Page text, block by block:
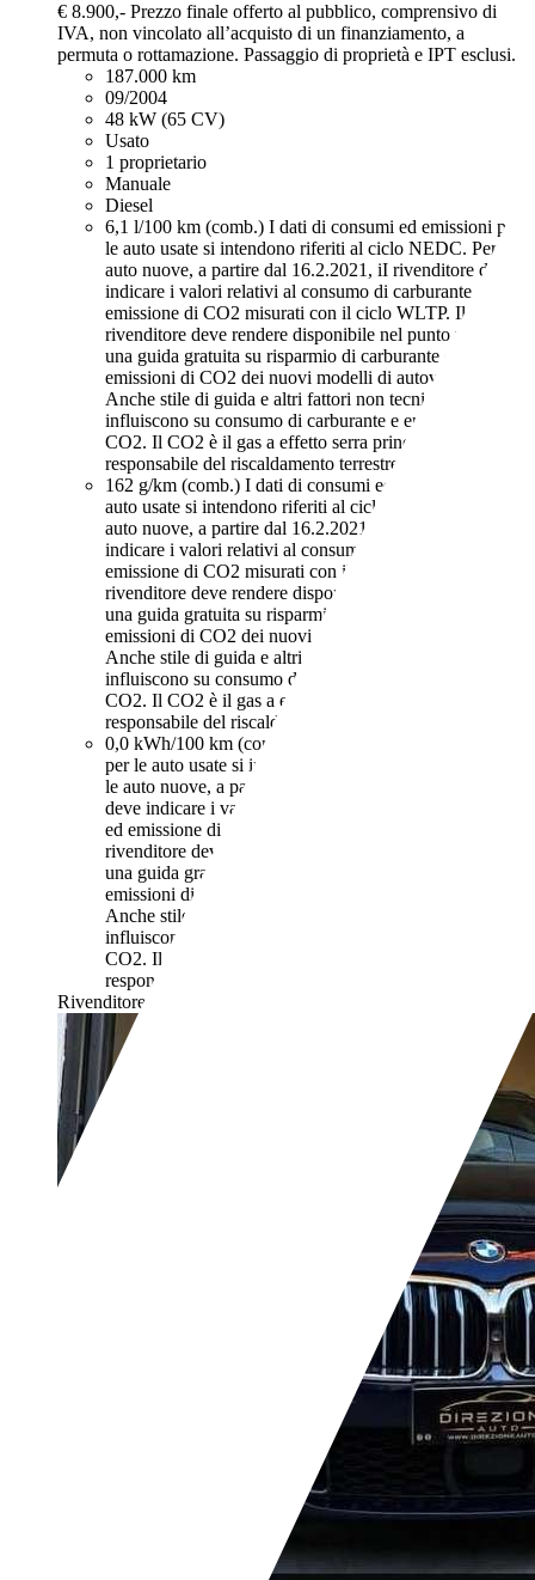
€ 8.900,- Prezzo finale offerto al pubblico, comprensivo di
IVA, non vincolato all’acquisto di un finanziamento, a
permuta o rottamazione. Passaggio di proprietà e IPT esclusi.
187.000 km
09/2004
48 kW (65 CV)
Usato
1 proprietario
Manuale
Diesel
6,1 l/100 km (comb.) I dati di consumi ed emissioni per
le auto usate si intendono riferiti al ciclo NEDC. Per le
auto nuove, a partire dal 16.2.2021, iI rivenditore deve
indicare i valori relativi al consumo di carburante ed
emissione di CO2 misurati con il ciclo WLTP. Il
rivenditore deve rendere disponibile nel punto vendita
una guida gratuita su risparmio di carburante e
emissioni di CO2 dei nuovi modelli di autovetture.
Anche stile di guida e altri fattori non tecnici
influiscono su consumo di carburante e emissioni di
CO2. Il CO2 è il gas a effetto serra principalmente
responsabile del riscaldamento terrestre.
162 g/km (comb.) I dati di consumi ed emissioni per le
auto usate si intendono riferiti al ciclo NEDC. Per le
auto nuove, a partire dal 16.2.2021, iI rivenditore deve
indicare i valori relativi al consumo di carburante ed
emissione di CO2 misurati con il ciclo WLTP. Il
rivenditore deve rendere disponibile nel punto vendita
una guida gratuita su risparmio di carburante e
emissioni di CO2 dei nuovi modelli di autovetture.
Anche stile di guida e altri fattori non tecnici
influiscono su consumo di carburante e emissioni di
CO2. Il CO2 è il gas a effetto serra principalmente
responsabile del riscaldamento terrestre.
0,0 kWh/100 km (comb.)
per le auto usate si intendono riferiti al ciclo NEDC. Per
le auto nuove, a partire dal 16.2.2021, iI rivenditore
deve indicare i valori relativi al consumo di carburante
ed emissione di CO2 misurati con il ciclo WLTP. Il
rivenditore deve rendere disponibile nel punto vendita
una guida gratuita su risparmio di carburante e
emissioni di CO2 dei nuovi modelli di autovetture.
Anche stile di guida e altri fattori non tecnici
influiscono su consumo di carburante e emissioni di
CO2. Il CO2 è il gas a effetto serra principalmente
responsabile del riscaldamento terrestre.
Rivenditore,